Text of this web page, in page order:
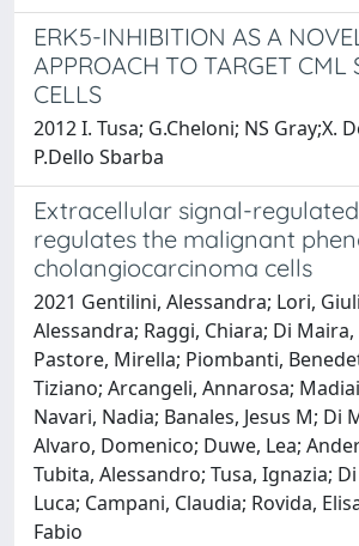
ERK5-INHIBITION AS A
APPROACH TO TARGET CML
CELLS
2012 I. Tusa; G.Cheloni; NS Gray;X.
P.Dello Sbarba
Extracellular signal-
regulates the malignant
cholangiocarcinoma cells
2021 Gentilini, Alessandra; Lori,
Alessandra; Raggi, Chiara; Di
Pastore, Mirella; Piombanti,
Tiziano; Arcangeli, Annarosa;
Navari, Nadia; Banales, Jesus M; Di
Alvaro, Domenico; Duwe, Lea;
Tubita, Alessandro; Tusa, Ignazia;
Luca; Campani, Claudia; Rovida,
Fabio